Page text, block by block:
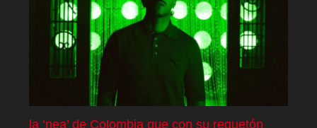
la ‘nea’ de Colombia que con su reguetón